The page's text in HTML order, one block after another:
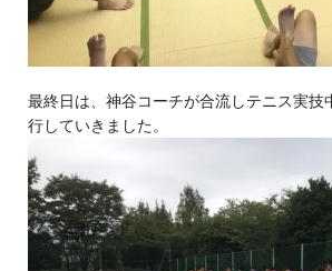
最終日は、神谷コーチが合流しテニス実技
行していきました。